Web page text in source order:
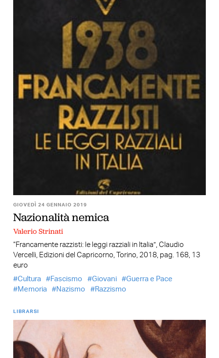
GIOVEDÌ 24 GENNAIO 2019
Nazionalità nemica
Valerio Strinati
“Francamente razzisti: le leggi razziali in Italia”, Claudio
Vercelli, Edizioni del Capricorno, Torino, 2018, pag. 168, 13
euro
Cultura
Fascismo Giovani
Guerra e Pace
Memoria
Nazismo Razzismo
LIBRARSI